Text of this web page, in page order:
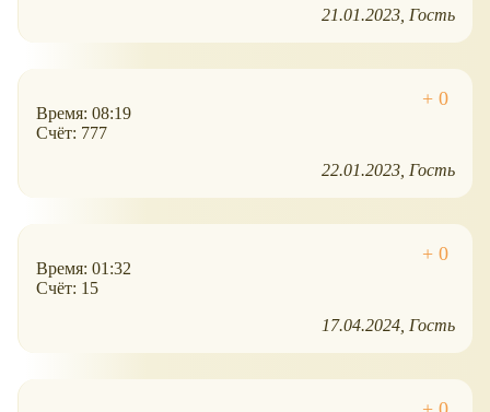
21.01.2023 Гость
Время: 08:19
Счёт: 777
22.01.2023 Гость
Время: 01:32
Счёт: 15
17.04.2024 Гость